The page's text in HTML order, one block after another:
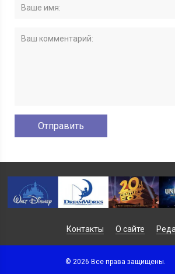
Контакты О сайте
© 2026 Все права защищены.